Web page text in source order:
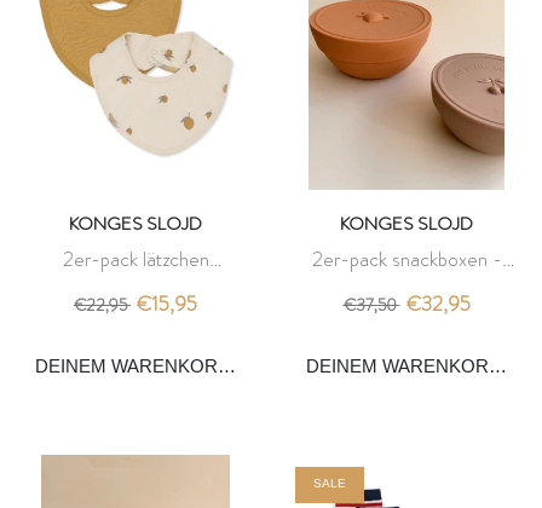
KONGES SLOJD
2er-pack lätzchen
neugeborene - lemon -
konges slojd
€22,95 €15,95
DEINEM WARENKORB HINZUFÜGEN
KONGES SLOJD
2er-pack snackboxen -
blush/terracotta - konges slojd
€37,50 €32,95
DEINEM WARENKORB
SALE